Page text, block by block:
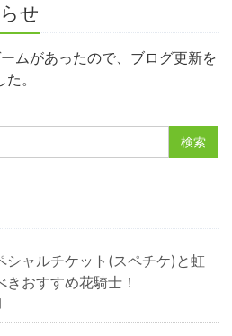
せ
ムがあったので、ブログ更新を
。
シャルチケット(スペチケ)と虹
きおすすめ花騎士！